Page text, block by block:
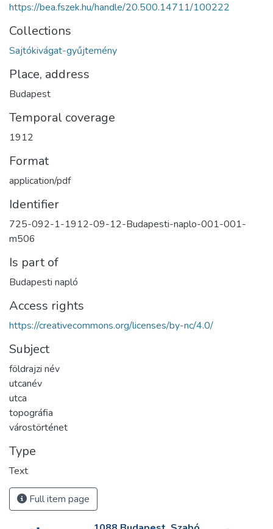
https://bea.fszek.hu/handle/20.500.14711/100222
Collections
Sajtókivágat-gyűjtemény
Place, address
Budapest
Temporal coverage
1912
Format
application/pdf
Identifier
725-092-1-1912-09-12-Budapesti-naplo-001-001-
m506
Is part of
Budapesti napló
Access rights
https://creativecommons.org/licenses/by-nc/4.0/
Subject
földrajzi név
utcanév
utca
topográfia
várostörténet
Type
Text
Full item page